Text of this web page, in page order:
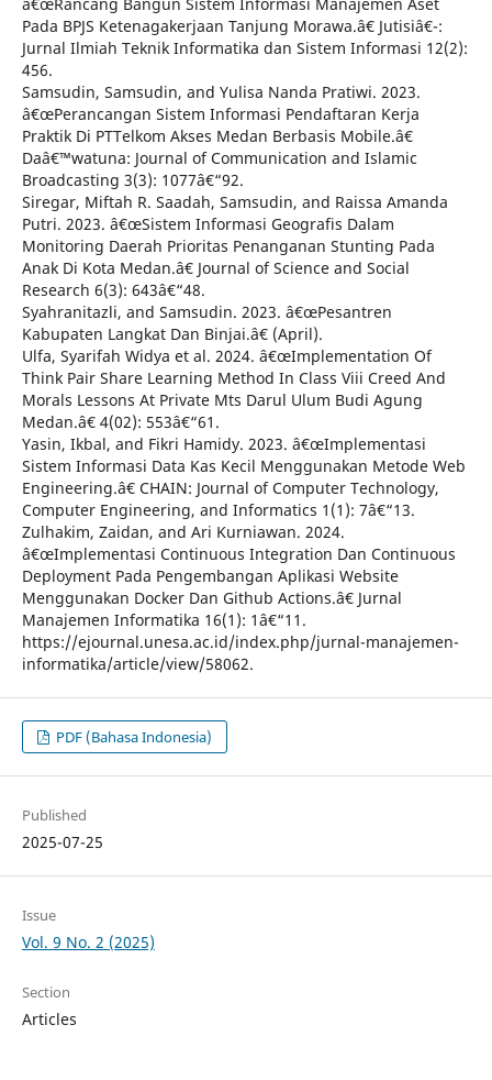
Pada BPJS Ketenagakerjaan Tanjung Morawa.â€ Jutisiâ€¯:
Jurnal Ilmiah Teknik Informatika dan Sistem Informasi 12(2):
456.
Samsudin, Samsudin, and Yulisa Nanda Pratiwi. 2023.
â€œPerancangan Sistem Informasi Pendaftaran Kerja
Praktik Di PTTelkom Akses Medan Berbasis Mobile.â€
Daâ€™watuna: Journal of Communication and Islamic
Broadcasting 3(3): 1077â€“92.
Siregar, Miftah R. Saadah, Samsudin, and Raissa Amanda
Putri. 2023. â€œSistem Informasi Geografis Dalam
Monitoring Daerah Prioritas Penanganan Stunting Pada
Anak Di Kota Medan.â€ Journal of Science and Social
Research 6(3): 643â€“48.
Syahranitazli, and Samsudin. 2023. â€œPesantren
Kabupaten Langkat Dan Binjai.â€ (April).
Ulfa, Syarifah Widya et al. 2024. â€œImplementation Of
Think Pair Share Learning Method In Class Viii Creed And
Morals Lessons At Private Mts Darul Ulum Budi Agung
Medan.â€ 4(02): 553â€“61.
Yasin, Ikbal, and Fikri Hamidy. 2023. â€œImplementasi
Sistem Informasi Data Kas Kecil Menggunakan Metode Web
Engineering.â€ CHAIN: Journal of Computer Technology,
Computer Engineering, and Informatics 1(1): 7â€“13.
Zulhakim, Zaidan, and Ari Kurniawan. 2024.
â€œImplementasi Continuous Integration Dan Continuous
Deployment Pada Pengembangan Aplikasi Website
Menggunakan Docker Dan Github Actions.â€ Jurnal
Manajemen Informatika 16(1): 1â€“11.
https://ejournal.unesa.ac.id/index.php/jurnal-manajemen-
informatika/article/view/58062.
PDF (Bahasa Indonesia)
Published
2025-07-25
Issue
Vol. 9 No. 2 (2025)
Section
Articles